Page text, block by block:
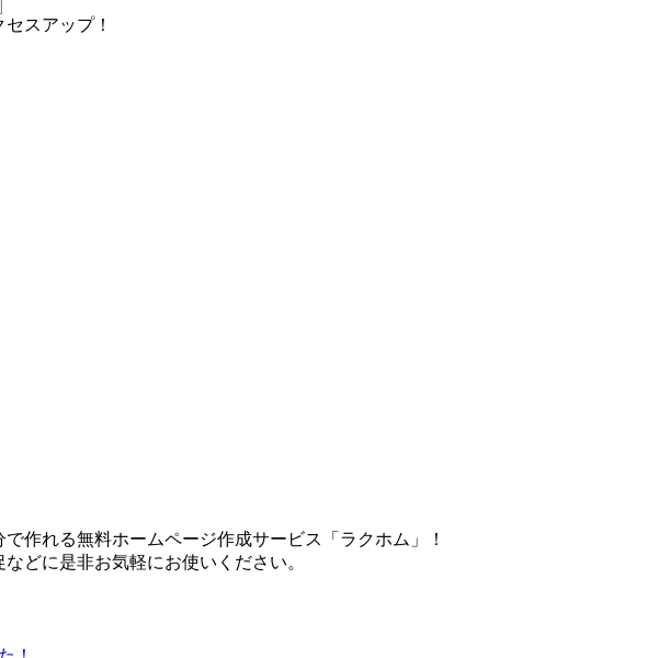
スアップ！
作れる無料ホームページ作成サービス「ラクホム」！
どに是非お気軽にお使いください。